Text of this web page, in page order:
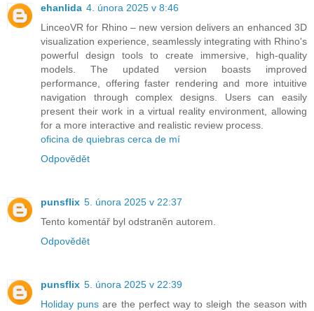
ehanlida 4. února 2025 v 8:46
LinceoVR for Rhino – new version delivers an enhanced 3D
visualization experience, seamlessly integrating with Rhino's
powerful design tools to create immersive, high-quality
models. The updated version boasts improved
performance, offering faster rendering and more intuitive
navigation through complex designs. Users can easily
present their work in a virtual reality environment, allowing
for a more interactive and realistic review process.
oficina de quiebras cerca de mí
Odpovědět
punsflix 5. února 2025 v 22:37
Tento komentář byl odstraněn autorem.
Odpovědět
punsflix 5. února 2025 v 22:39
Holiday puns are the perfect way to sleigh the season with